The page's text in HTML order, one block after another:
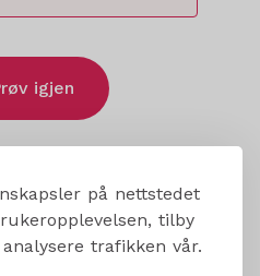
på nettstedet
tilby
trafikken vår.
igjen